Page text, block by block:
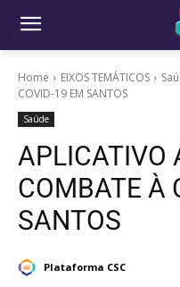
Home EIXOS TEMÁTICOS
COVID-19 EM SANTOS
Saúde
APLICATIVO
COMBATE À
SANTOS
Plataforma CSC